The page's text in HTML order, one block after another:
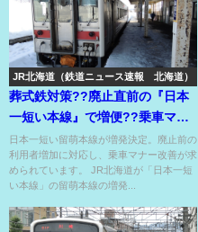
JR北海道（鉄道ニュース速報 北海道）
葬式鉄対策??廃止直前の『日本
一短い本線』で増便??乗車マナ
ーはしっかり守ろう！
日本一短い留萌本線が増発決定。廃止前の
利用者増加に対応し、乗車マナー改善が求
められています。 JR北海道が「日本一短
い本線」の留萌本線の増発...